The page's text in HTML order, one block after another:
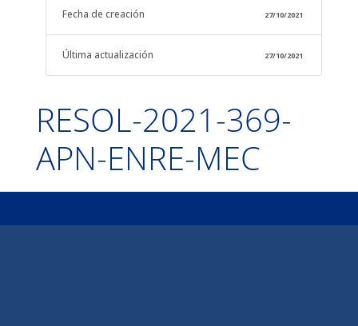
Fecha de creación 27/10/2021
Última actualización 27/10/2021
RESOL-2021-369-
APN-ENRE-MEC